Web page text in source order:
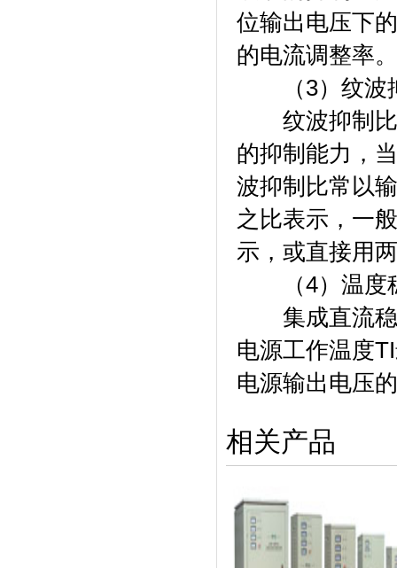
位输出电压下
的电流调整率。
（3）纹波
纹波抑制比
的抑制能力，
波抑制比常以
之比表示，一
示，或直接用
（4）温度
集成直流稳
电源工作温度
电源输出电压
相关产品